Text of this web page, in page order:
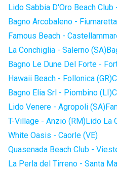
Lido Sabbia D'Oro Beach
Bagno Arcobaleno -
Famous Beach -
La Conchiglia - Salerno (SA)
Bagno Le Dune Del Forte -
Hawaii Beach - Follonica (GR)
Bagno Elia Srl - Piombino (LI)
Lido Venere - Agropoli (SA)
T-Village - Anzio (RM)Lido La
White Oasis - Caorle (VE)
Quasenada Beach Club -
La Perla del Tirreno - Santa